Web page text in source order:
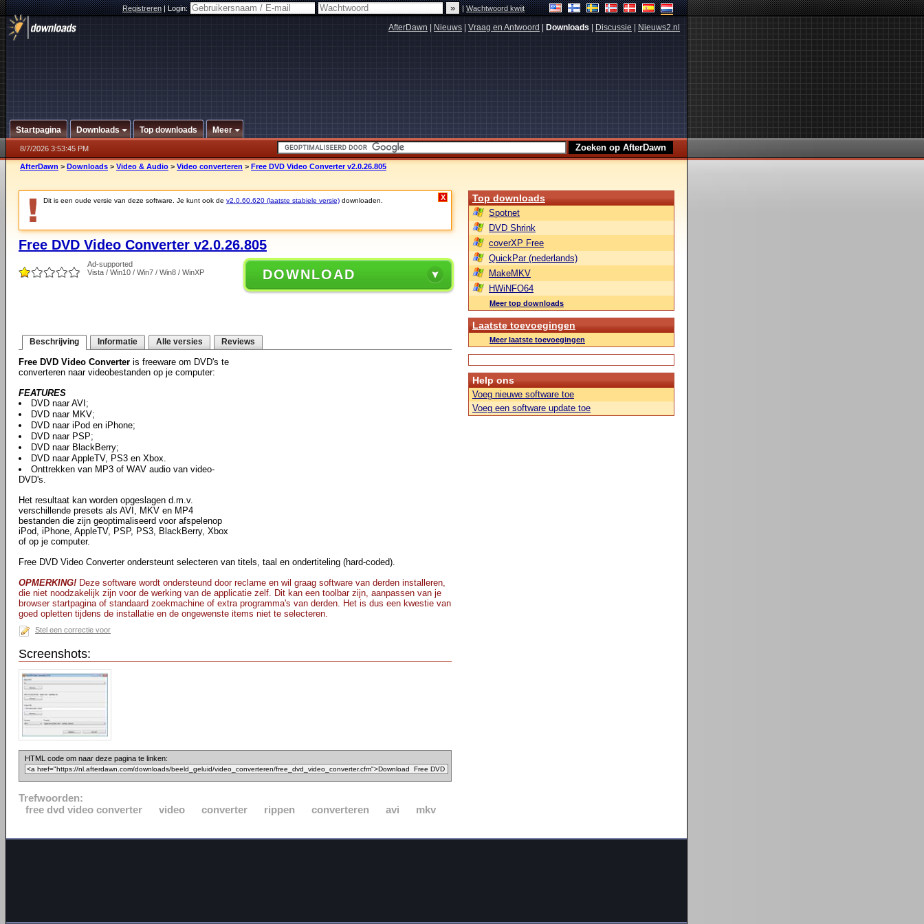
Registreren|Login: |Wachtwoord kwijt
AfterDawn Nieuws Vraag en Antwoord Downloads Discussie Nieuws2.nl
Startpagina Downloads Top downloads Meer
8/7/2026 3:53:45 PM
AfterDawn > Downloads > Video & Audio > Video converteren > Free DVD Video Converter v2.0.26.805
Dit is een oude versie van deze software. Je kunt ook de v2.0.60.620 (laatste stabiele versie) downloaden. X
Free DVD Video Converter v2.0.26.805
Ad-supported
Vista / Win10 / Win7 / Win8 / WinXP
DOWNLOAD
Beschrijving Informatie Alle versies Reviews
Free DVD Video Converter is freeware om DVD's te
converteren naar videobestanden op je computer:
FEATURES
DVD naar AVI;
DVD naar MKV;
DVD naar iPod en iPhone;
DVD naar PSP;
DVD naar BlackBerry;
DVD naar AppleTV, PS3 en Xbox.
Onttrekken van MP3 of WAV audio van video-
DVD's.
Het resultaat kan worden opgeslagen d.m.v.
verschillende presets als AVI, MKV en MP4
bestanden die zijn geoptimaliseerd voor afspelenop
iPod, iPhone, AppleTV, PSP, PS3, BlackBerry, Xbox
of op je computer.
Free DVD Video Converter ondersteunt selecteren van titels, taal en ondertiteling (hard-coded).
OPMERKING! Deze software wordt ondersteund door reclame en wil graag software van derden installeren,
die niet noodzakelijk zijn voor de werking van de applicatie zelf. Dit kan een toolbar zijn, aanpassen van je
browser startpagina of standaard zoekmachine of extra programma's van derden. Het is dus een kwestie van
goed opletten tijdens de installatie en de ongewenste items niet te selecteren.
Stel een correctie voor
Screenshots:
HTML code om naar deze pagina te linken:
Trefwoorden:
free dvd video converter
video converter rippen converteren avi mkv
Top downloads
Spotnet
DVD Shrink
coverXP Free
QuickPar (nederlands)
MakeMKV
HWiNFO64
Meer top downloads
Laatste toevoegingen
Meer laatste toevoegingen
Help ons
Voeg nieuwe software toe
Voeg een software update toe